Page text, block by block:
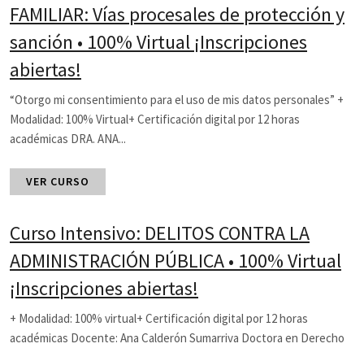
FAMILIAR: Vías procesales de protección y
sanción • 100% Virtual ¡Inscripciones
abiertas!
“Otorgo mi consentimiento para el uso de mis datos personales” +
Modalidad: 100% Virtual+ Certificación digital por 12 horas
académicas DRA. ANA...
VER CURSO
Curso Intensivo: DELITOS CONTRA LA
ADMINISTRACIÓN PÚBLICA • 100% Virtual
¡Inscripciones abiertas!
+ Modalidad: 100% virtual+ Certificación digital por 12 horas
académicas Docente: Ana Calderón Sumarriva Doctora en Derecho